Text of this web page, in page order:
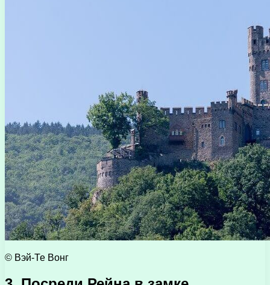
© Вэй-Те Вонг